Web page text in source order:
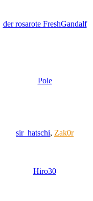
der rosarote FreshGandalf
Pole
sir_hatschi, Zak0r
Hiro30